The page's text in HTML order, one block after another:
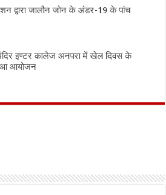
द्वारा जालौन जोन के अंडर-19 के पांच
मंदिर इण्टर कालेज अनपरा में खेल दिवस के
आयोजन